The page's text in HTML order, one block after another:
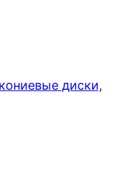
диски,